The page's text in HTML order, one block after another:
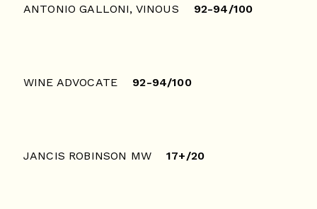
ANTONIO GALLONI, VINOUS 92-94/100
WINE ADVOCATE 92-94/100
JANCIS ROBINSON MW 17+/20